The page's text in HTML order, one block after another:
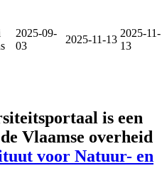
2025-09-
03
2025-11-13
2025-11-
13
is een
Vlaamse overheid
voor Natuur- en